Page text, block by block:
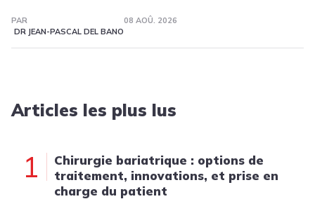
PAR
DR JEAN-PASCAL DEL BANO
08 AOÛ. 2026
Articles les plus lus
1
Chirurgie bariatrique : options de
traitement, innovations, et prise en
charge du patient